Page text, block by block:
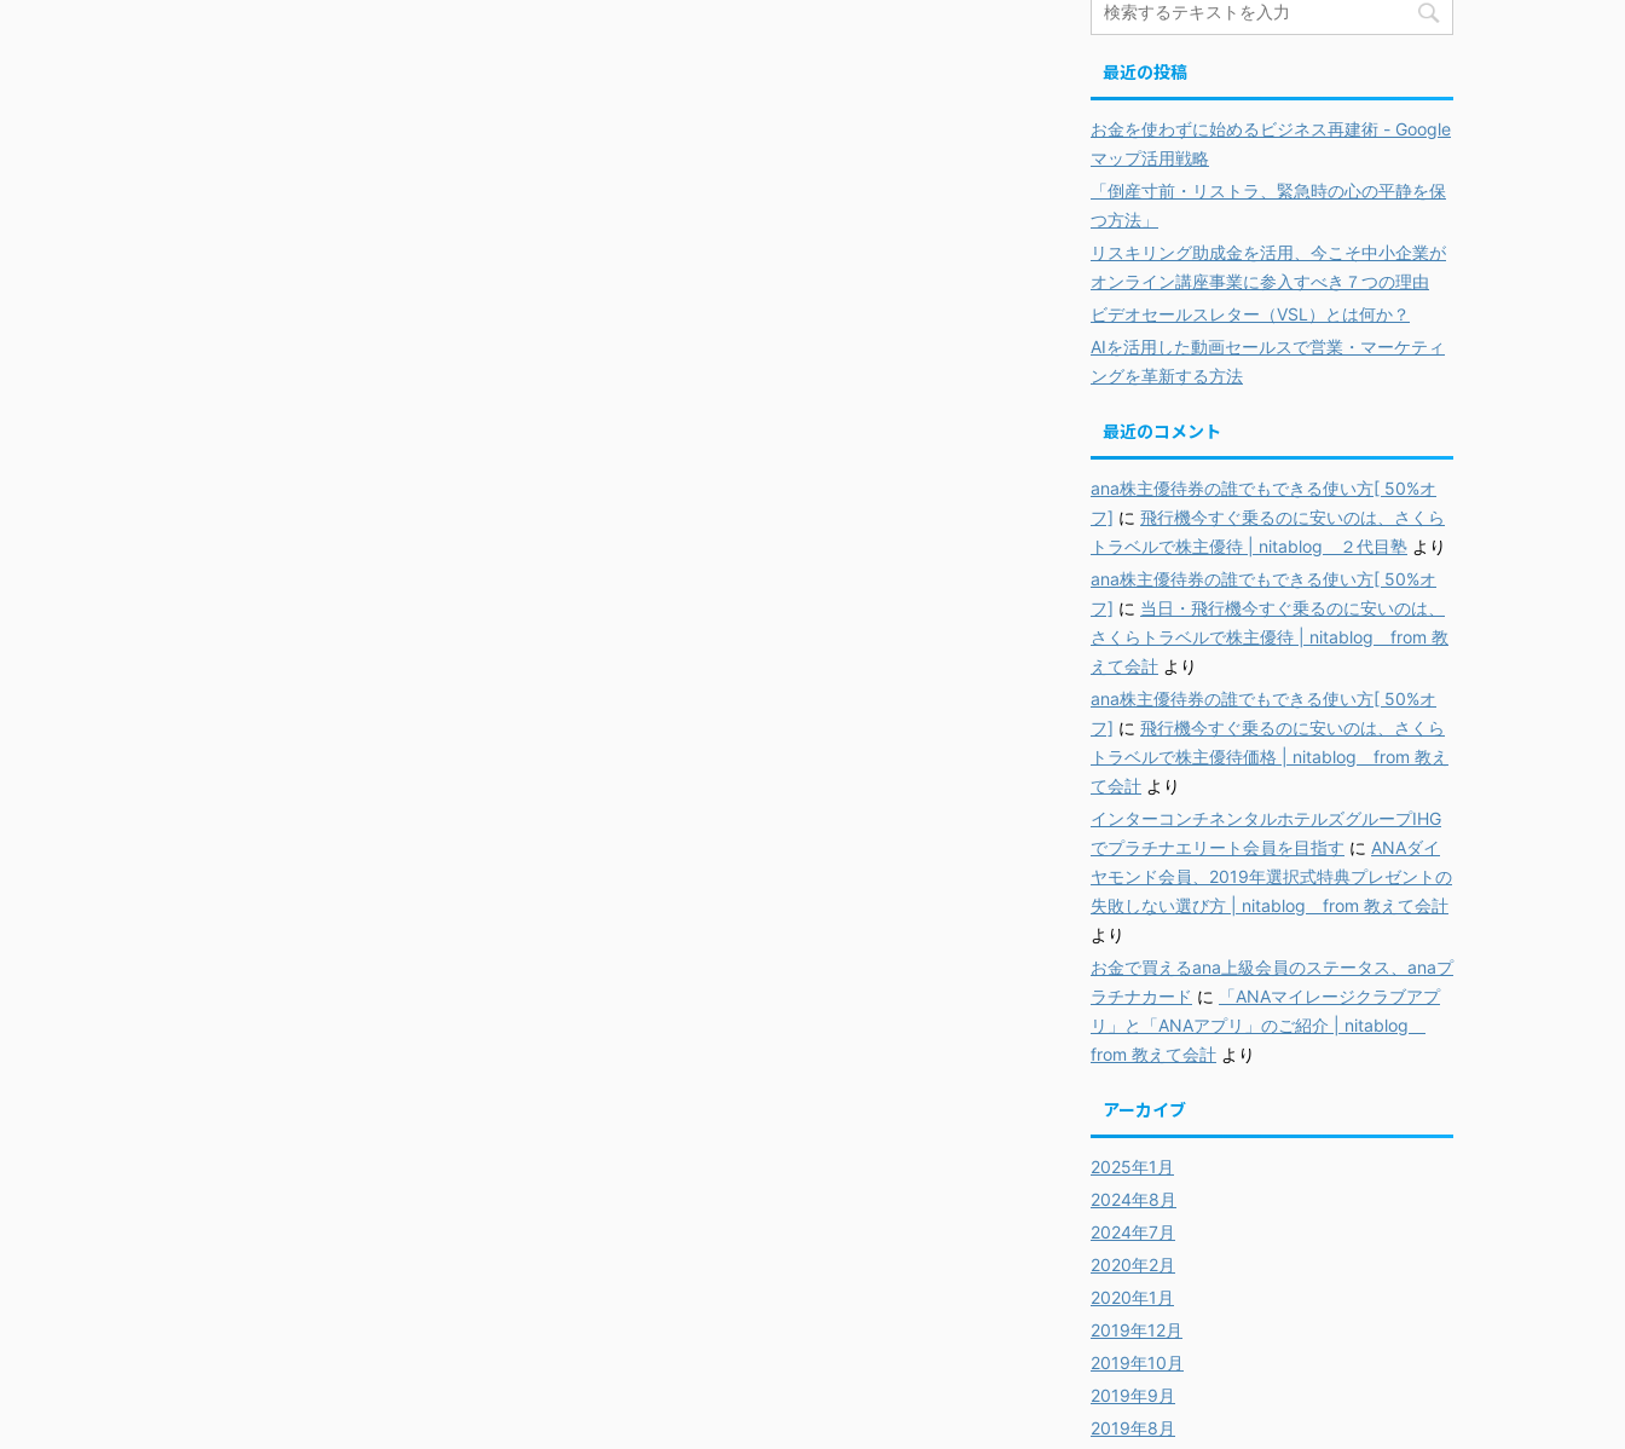
最近の投稿
お金を使わずに始めるビジネス再建術 - Google
マップ活用戦略
「倒産寸前・リストラ、緊急時の心の平静を保
つ方法」
リスキリング助成金を活用、今こそ中小企業が
オンライン講座事業に参入すべき７つの理由
ビデオセールスレター（VSL）とは何か？
AIを活用した動画セールスで営業・マーケティ
ングを革新する方法
最近のコメント
ana株主優待券の誰でもできる使い方[ 50%オ
フ] に 飛行機今すぐ乗るのに安いのは、さくら
トラベルで株主優待 | nitablog ２代目塾 より
ana株主優待券の誰でもできる使い方[ 50%オ
フ] に 当日・飛行機今すぐ乗るのに安いのは、
さくらトラベルで株主優待 | nitablog from 教
えて会計 より
ana株主優待券の誰でもできる使い方[ 50%オ
フ] に 飛行機今すぐ乗るのに安いのは、さくら
トラベルで株主優待価格 | nitablog from 教え
て会計 より
インターコンチネンタルホテルズグループIHG
でプラチナエリート会員を目指す に ANAダイ
ヤモンド会員、2019年選択式特典プレゼントの
失敗しない選び方 | nitablog from 教えて会計
より
お金で買えるana上級会員のステータス、anaプ
ラチナカード に
「ANAマイレージクラブアプ
リ」と「ANAアプリ」のご紹介 | nitablog
from 教えて会計 より
アーカイブ
2025年1月
2024年8月
2024年7月
2020年2月
2020年1月
2019年12月
2019年10月
2019年9月
2019年8月